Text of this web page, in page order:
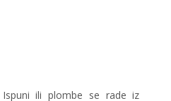
Ispuni ili plombe se rade iz